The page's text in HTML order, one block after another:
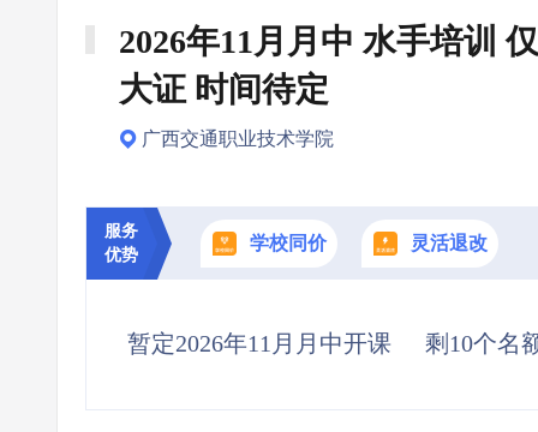
2026年11月月中 水手培训
大证 时间待定
广西交通职业技术学院
服务
优势
学校同价 灵活退改
暂定2026年11月月中开课 剩10个名